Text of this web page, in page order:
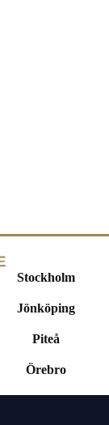
Stockholm
Jönköping
Piteå
Örebro